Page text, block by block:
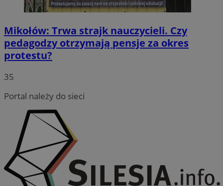
Mikołów: Trwa strajk nauczycieli. Czy
pedagodzy otrzymają pensje za okres
protestu?
35
Portal należy do sieci